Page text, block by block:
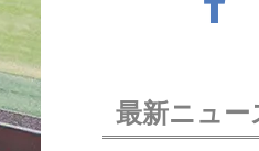
最新ニュー